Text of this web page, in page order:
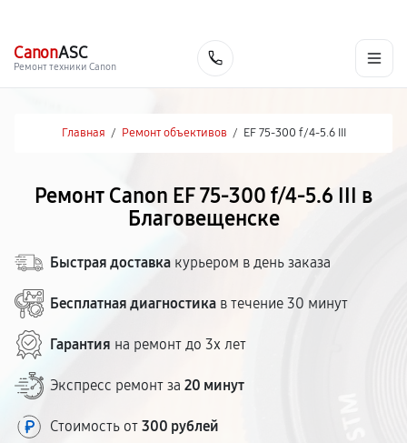
CanonASC
Ремонт техники Canon
Главная / Ремонт объективов / EF 75-300 f/4-5.6 III
Ремонт Canon EF 75-300 f/4-5.6 III в
Благовещенске
Быстрая доставка курьером в день заказа
Бесплатная диагностика в течение 30 минут
Гарантия на ремонт до 3х лет
Экспресс ремонт за 20 минут
Стоимость от 300 рублей